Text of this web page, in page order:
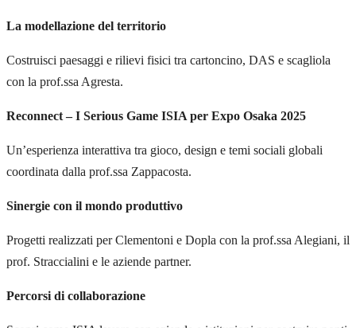
La modellazione del territorio
Costruisci paesaggi e rilievi fisici tra cartoncino, DAS e scagliola
con la prof.ssa Agresta.
Reconnect – I Serious Game ISIA per Expo Osaka 2025
Un’esperienza interattiva tra gioco, design e temi sociali globali
coordinata dalla prof.ssa Zappacosta.
Sinergie con il mondo produttivo
Progetti realizzati per Clementoni e Dopla con la prof.ssa Alegiani, il
prof. Straccialini e le aziende partner.
Percorsi di collaborazione